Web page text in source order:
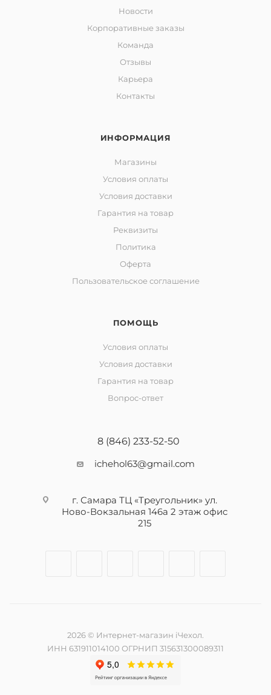
Новости
Корпоративные заказы
Команда
Отзывы
Карьера
Контакты
ИНФОРМАЦИЯ
Магазины
Условия оплаты
Условия доставки
Гарантия на товар
Реквизиты
Политика
Оферта
Пользовательское соглашение
ПОМОЩЬ
Условия оплаты
Условия доставки
Гарантия на товар
Вопрос-ответ
8 (846) 233-52-50
ichehol63@gmail.com
г. Самара ТЦ «Треугольник» ул.
Ново-Вокзальная 146а 2 этаж офис
215
2026 © Интернет-магазин iЧехол.
ИНН 631911014100 ОГРНИП 315631300089311